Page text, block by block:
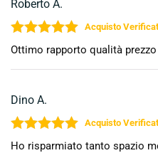
Roberto A.
Valutato5su 5
Ottimo rapporto qualità prezzo
Dino A.
Valutato5su 5
Ho risparmiato tanto spazio